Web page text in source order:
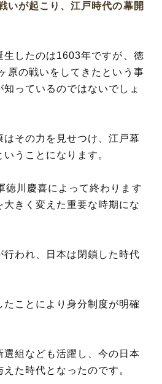
いが起こり、江戸時代の幕開
生したのは1603年ですが、徳
原の戦いをしてきたという事
っているのではないでしょ
はその力を見せつけ、江戸幕
いうことになります。
徳川慶喜によって終わります
きく変えた重要な時期にな
われ、日本は閉鎖した時代
たことにより身分制度が明確
選組なども活躍し、今の日本
た時代となったのです。